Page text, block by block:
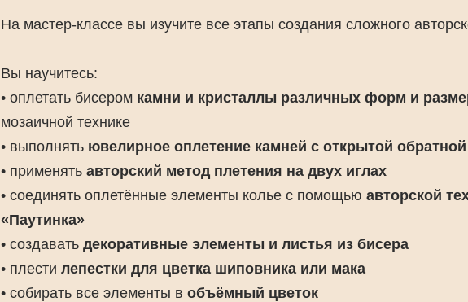
На мастер-классе вы изучите все этапы создания сложного
Вы научитесь:
• оплетать бисером камни и кристаллы различных форм и
мозаичной технике
• выполнять ювелирное оплетение камней с открытой
• применять авторский метод плетения на двух иглах
• соединять оплетённые элементы колье с помощью авторской
«Паутинка»
• создавать декоративные элементы и листья из бисера
• плести лепестки для цветка шиповника или мака
• собирать все элементы в объёмный цветок